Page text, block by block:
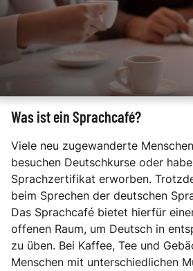
Was ist ein Sprachcafé?
Viele neu zugewanderte
besuchen Deutschkurse oder
Sprachzertifikat erworben.
beim Sprechen der deutschen
Das Sprachcafé bietet hierfür
offenen Raum, um Deutsch in
zu üben. Bei Kaffee, Tee und
Menschen mit unterschiedlichen